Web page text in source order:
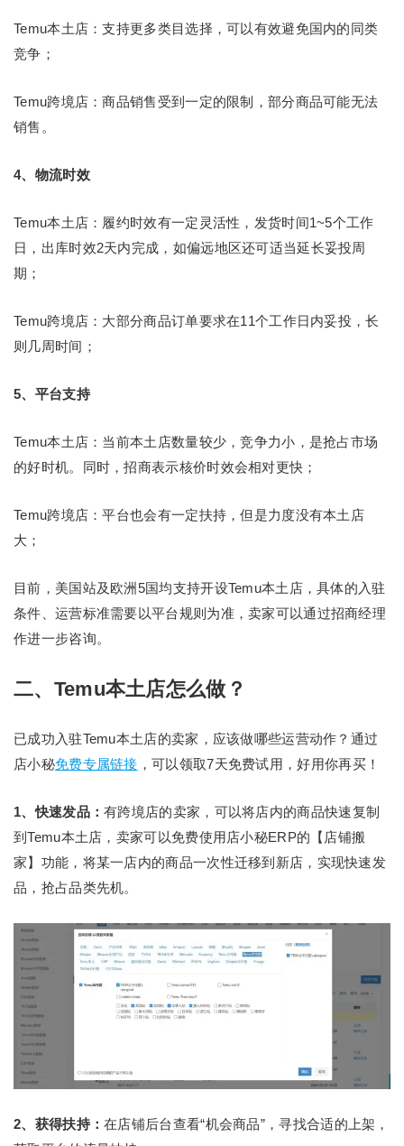
Temu本土店：支持更多类目选择，可以有效避免国内的同类
竞争；
Temu跨境店：商品销售受到一定的限制，部分商品可能无法
销售。
4、物流时效
Temu本土店：履约时效有一定灵活性，发货时间1~5个工作
日，出库时效2天内完成，如偏远地区还可适当延长妥投周
期；
Temu跨境店：大部分商品订单要求在11个工作日内妥投，长
则几周时间；
5、平台支持
Temu本土店：当前本土店数量较少，竞争力小，是抢占市场
的好时机。同时，招商表示核价时效会相对更快；
Temu跨境店：平台也会有一定扶持，但是力度没有本土店
大；
目前，美国站及欧洲5国均支持开设Temu本土店，具体的入驻
条件、运营标准需要以平台规则为准，卖家可以通过招商经理
作进一步咨询。
二、Temu本土店怎么做？
已成功入驻Temu本土店的卖家，应该做哪些运营动作？通过
店小秘免费专属链接 ，可以领取7天免费试用，好用你再买！
1、快速发品：有跨境店的卖家，可以将店内的商品快速复制
到Temu本土店，卖家可以免费使用店小秘ERP的【店铺搬
家】功能，将某一店内的商品一次性迁移到新店，实现快速发
品，抢占品类先机。
2、获得扶持：在店铺后台查看“机会商品”，寻找合适的上架，